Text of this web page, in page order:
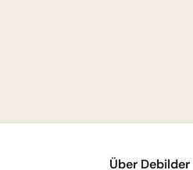
Über Debilder